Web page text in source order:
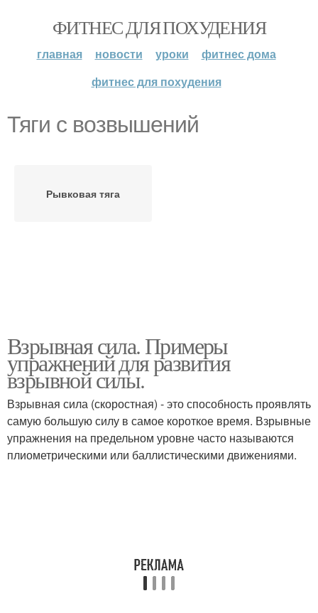
ФИТНЕС ДЛЯ ПОХУДЕНИЯ
главная новости уроки
фитнес дома
фитнес для похудения
Тяги с возвышений
Рывковая тяга
Взрывная сила. Примеры
упражнений для развития
взрывной силы.
Взрывная сила (скоростная) - это способность проявлять
самую большую силу в самое короткое время. Взрывные
упражнения на предельном уровне часто называются
плиометрическими или баллистическими движениями.